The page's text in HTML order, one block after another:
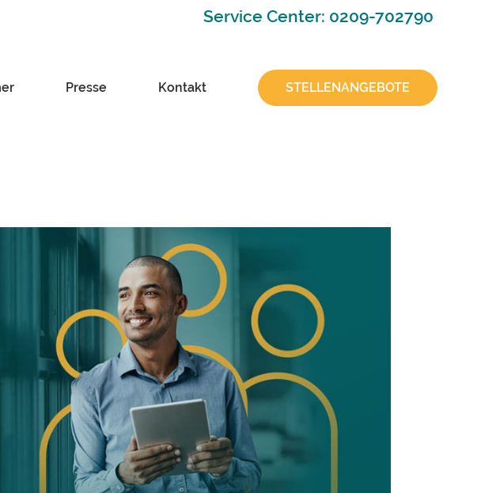
Service Center: 0209-702790
Presse Kontakt STELLENANGEBOTE